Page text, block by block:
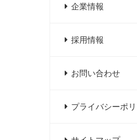
企業情報
採用情報
お問い合わせ
プライバシーポ